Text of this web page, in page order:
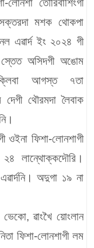
মশক থোকপা
এৱার্দ ইং ২০২৪ গী
স্তেত অসিদগী অঙোম
আগস্ত ৭তা
দেগী থৌরমদা লৈবাক
ওইনা ফিশা-লোনশাগী
২৪ লান্থোক্কদৌরি।
অদুগা ১৯ না
ৱাংখৈ য়োংলান
ফিশা-লোনশাগী লম